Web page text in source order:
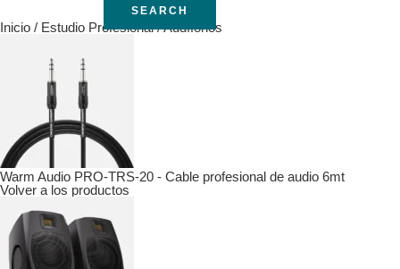
SEARCH
Inicio / Estudio Profesional/Audífonos
Warm Audio PRO-TRS-20 - Cable profesional de audio 6mt
Volver a los productos